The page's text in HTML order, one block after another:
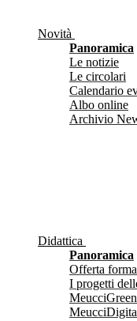
Novità
Panoramica
Le notizie
Le circolari
Calendario
Albo online
Archivio
Didattica
Panoramica
Offerta
I progetti
MeucciGreen